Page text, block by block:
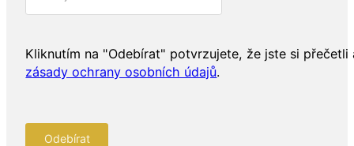
Kliknutím na "Odebírat" potvrzujete, že jste si přečetli
zásady ochrany osobních údajů.
Odebírat